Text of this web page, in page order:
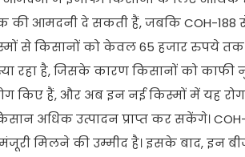
की आमदनी दे सकती हैं, जबकि COH-188
से किसानों को केवल 65 हजार रुपये तक
है, जिसके कारण किसानों को काफी
किए हैं, और अब इन नई किस्मों में यह
अधिक उत्पादन प्राप्त कर सकेंगे।
मिलने की उम्मीद है। इसके बाद, इन